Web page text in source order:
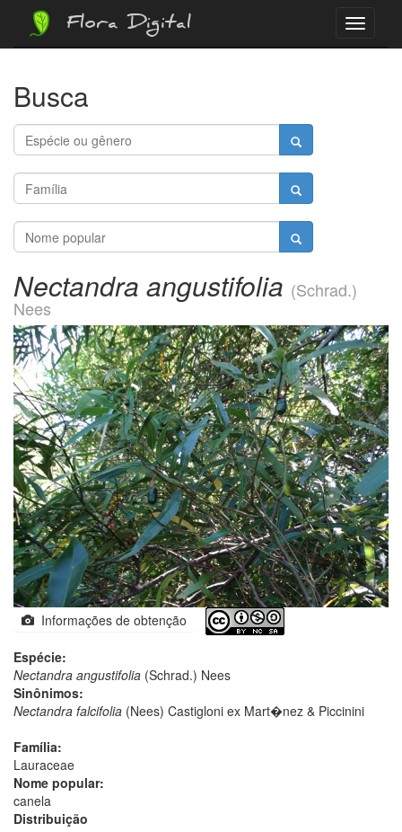
Menu
Flora Digital
Busca
Nectandra angustifolia (Schrad.)
Nees
Informações de obtenção
Espécie:
Nectandra angustifolia (Schrad.) Nees
Sinônimos:
Nectandra falcifolia (Nees) Castigloni ex Mart�nez & Piccinini
Família:
Lauraceae
Nome popular:
canela
Distribuição